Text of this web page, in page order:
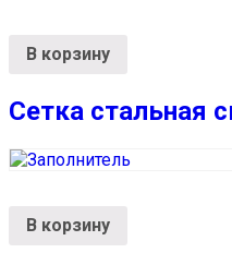
В корзину
Сетка стальная
В корзину